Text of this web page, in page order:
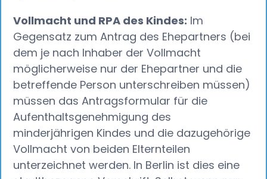
Vollmacht und RPA des Kindes: Im
Gegensatz zum Antrag des Ehepartners (bei
dem je nach Inhaber der Vollmacht
möglicherweise nur der Ehepartner und die
betreffende Person unterschreiben müssen)
müssen das Antragsformular für die
Aufenthaltsgenehmigung des
minderjährigen Kindes und die dazugehörige
Vollmacht von beiden Elternteilen
unterzeichnet werden. In Berlin ist dies eine